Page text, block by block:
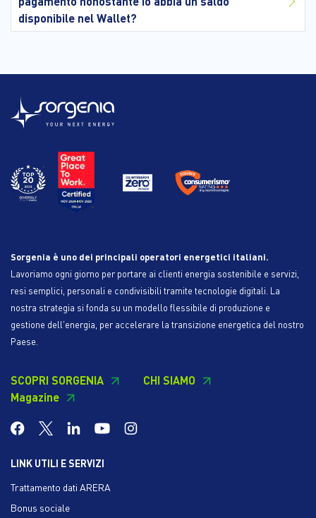
disponibile nel Wallet?
Sorgenia è uno dei principali operatori energetici italiani.
Lavoriamo ogni giorno per portare ai clienti energia sostenibile e servizi,
resi semplici, personali e condivisibili tramite tecnologie digitali. La
nostra strategia si fonda su un modello flessibile di produzione e
gestione dell'energia, per accelerare la transizione energetica del nostro
Paese.
SCOPRI SORGENIA
CHI SIAMO
Magazine
LINK UTILI E SERVIZI
Trattamento dati ARERA
Bonus sociale